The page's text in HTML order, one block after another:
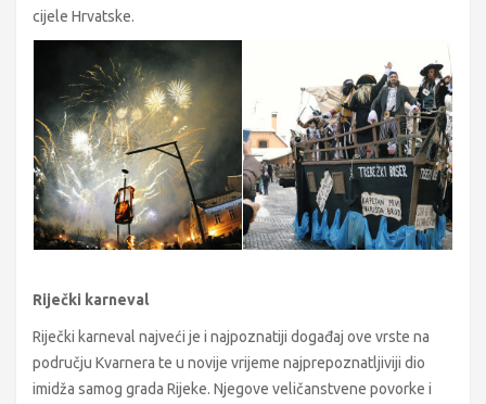
cijele Hrvatske.
Riječki karneval
Riječki karneval najveći je i najpoznatiji događaj ove vrste na
području Kvarnera te u novije vrijeme najprepoznatljiviji dio
imidža samog grada Rijeke. Njegove veličanstvene povorke i